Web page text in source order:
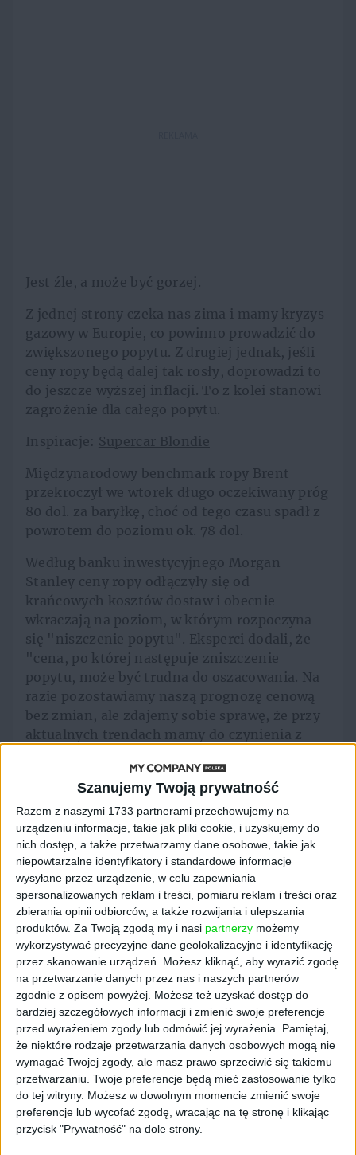
Szanujemy Twoją prywatność
Razem z naszymi 1733 partnerami przechowujemy na
urządzeniu informacje, takie jak pliki cookie, i uzyskujemy do
nich dostęp, a także przetwarzamy dane osobowe, takie jak
niepowtarzalne identyfikatory i standardowe informacje
wysyłane przez urządzenie, w celu zapewniania
spersonalizowanych reklam i treści, pomiaru reklam i treści oraz
zbierania opinii odbiorców, a także rozwijania i ulepszania
produktów. Za Twoją zgodą my i nasi partnerzy możemy
wykorzystywać precyzyjne dane geolokalizacyjne i identyfikację
przez skanowanie urządzeń. Możesz kliknąć, aby wyrazić zgodę
na przetwarzanie danych przez nas i naszych partnerów
zgodnie z opisem powyżej. Możesz też uzyskać dostęp do
bardziej szczegółowych informacji i zmienić swoje preferencje
przed wyrażeniem zgody lub odmówić jej wyrażenia. Pamiętaj,
że niektóre rodzaje przetwarzania danych osobowych mogą nie
wymagać Twojej zgody, ale masz prawo sprzeciwić się takiemu
przetwarzaniu. Twoje preferencje będą mieć zastosowanie tylko
do tej witryny. Możesz w dowolnym momencie zmienić swoje
preferencje lub wycofać zgodę, wracając na tę stronę i klikając
przycisk "Prywatność" na dole strony.
Jest źle, a może być gorzej.
Z jednej strony czeka nas zima i mamy kryzys
gazowy w Europie, co powinno prowadzić do
zwiększonego popytu. Z drugiej jednak, jeśli
ceny ropy będą dalej tak rosły, doprowadzi to
do jeszcze wyższej inflacji. To z kolei stanowi
zagrożenie dla całego popytu.
Inspiracje: Supercar Blondie
Międzynarodowy benchmark ropy Brent
przekroczył we wtorek długo oczekiwany próg
80 dol. za baryłkę, choć od tego czasu spadł z
powrotem do poziomu ok. 78 dol.
Według banku inwestycyjnego Morgan
Stanley ceny ropy odłączyły się od
krańcowych kosztów dostaw i obecnie
wkraczają na poziom, w którym rozpoczyna
się "niszczenie popytu". Eksperci dodali, że
"cena, po której następuje zniszczenie
popytu, może być trudna do oszacowania. Na
razie pozostawiamy naszą prognozę cenową
bez zmian, ale zdajemy sobie sprawę, że przy
aktualnych trendach mamy do czynienia z
Bank Światowy poinformował z kolei, że
wariant Delta (Covid-19) spowalnia wzrost
gospodarczy w regionie Azji Wschodniej i
Pacyfiku, a prognozy wzrostu zostały
obniżone dla większości krajów regionu.
Chiny zaś stoją w obliczu potencjalnego
spowolnienia z powodu kryzysuEvergrandei
rosnącego niedoboru energii (prąd), który
uderza w fabryki, domy i łańcuchy dostaw.
Kłopoty gospodarcze Chin rzucają "duży cień
na stronę popytu na ropę naftową, a tym
samym na perspektywy cenowe".
Wyższe ceny energii będą też napędzać
jeszcze wyższą inflację, co stanowi poważne
zagrożenie dla popytu. Rosnące ceny ropy są
jednym z najważniejszych czynników
napędzających inflację, a ta z kolei może
działać jak hamulec dla i tak kruchego